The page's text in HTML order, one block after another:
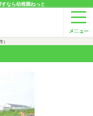
なら幼稚園ねっと
）